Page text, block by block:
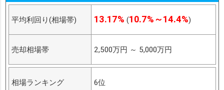
平均利回り(相場帯) 13.17% (10.7%～14.4%)
売却相場帯 2,500万円 ～ 5,000万円
相場ランキング 6位